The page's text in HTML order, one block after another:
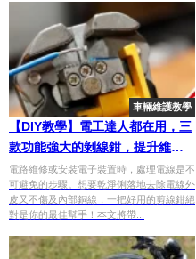
車輛維護教學
【DIY教學】電工達人都在用，三
款功能強大的剝線鉗，提升維修
效率！
電路維修或安裝電子裝置時，處理電線是不
可避免的步驟。想要乾淨俐落地去除電線外
皮又不傷及內部銅線，一把好用的剪線鉗絕
對是你的最佳幫手！本文將帶...